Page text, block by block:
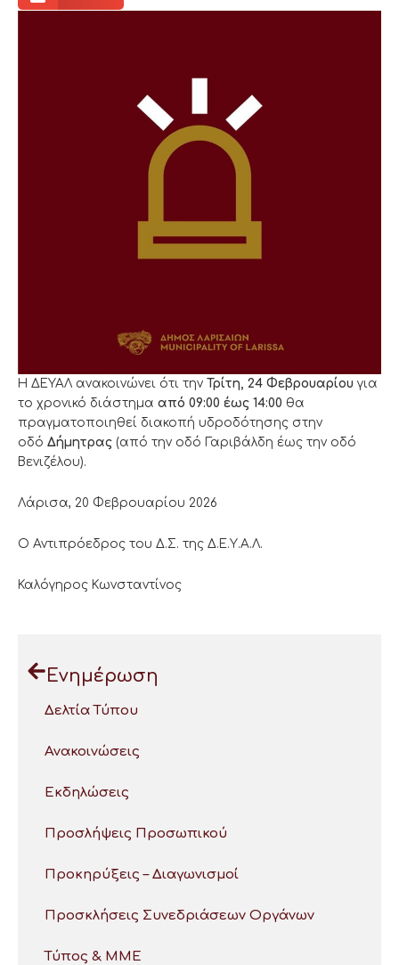
Η ΔΕΥΑΛ ανακοινώνει ότι την Τρίτη, 24 Φεβρουαρίου για
το χρονικό διάστημα από 09:00 έως 14:00 θα
πραγματοποιηθεί διακοπή υδροδότησης στην
οδό Δήμητρας (από την οδό Γαριβάλδη έως την οδό
Βενιζέλου).
Λάρισα, 20 Φεβρουαρίου 2026
Ο Αντιπρόεδρος του Δ.Σ. της Δ.Ε.Υ.Α.Λ.
Καλόγηρος Κωνσταντίνος
Ενημέρωση
Δελτία Τύπου
Ανακοινώσεις
Εκδηλώσεις
Προσλήψεις Προσωπικού
Προκηρύξεις – Διαγωνισμοί
Προσκλήσεις Συνεδριάσεων Οργάνων
Τύπος & ΜΜΕ